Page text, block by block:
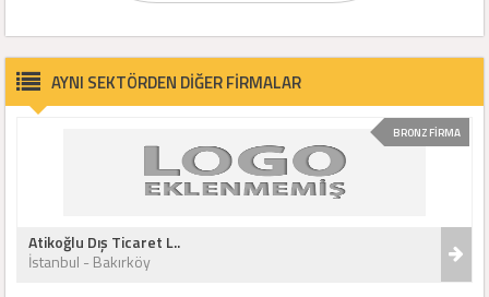
AYNI SEKTÖRDEN DİĞER FİRMALAR
BRONZ FİRMA
Atikoğlu Dış Ticaret L..
İstanbul - Bakırköy